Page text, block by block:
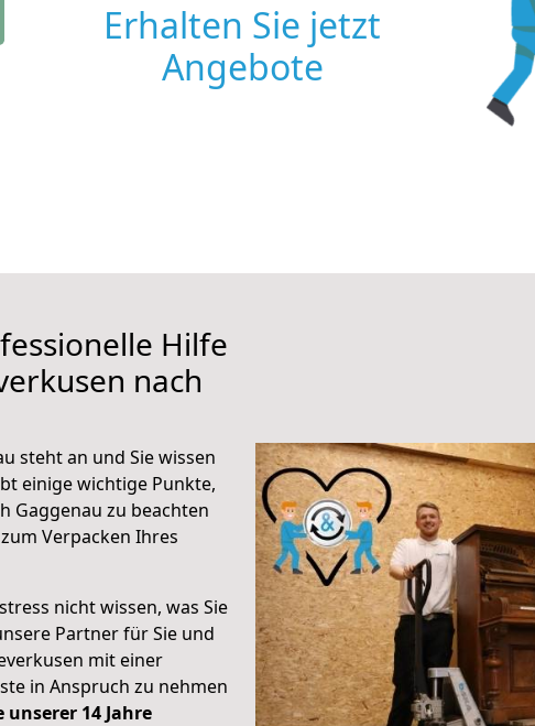
Erhalten Sie jetzt
Angebote
Hilfe
nach
steht an und Sie wissen
einige wichtige Punkte,
Gaggenau zu beachten
Verpacken Ihres
nicht wissen, was Sie
Partner für Sie und
mit einer
in Anspruch zu nehmen
unserer 14 Jahre